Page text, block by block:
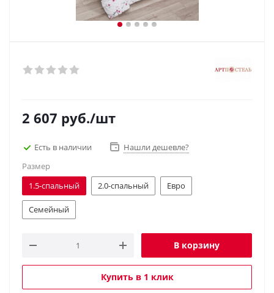
2 607 руб./шт
Есть в наличии
Нашли дешевле?
Размер
1.5-спальный
2.0-спальный Евро
Семейный
В корзину
Купить в 1 клик